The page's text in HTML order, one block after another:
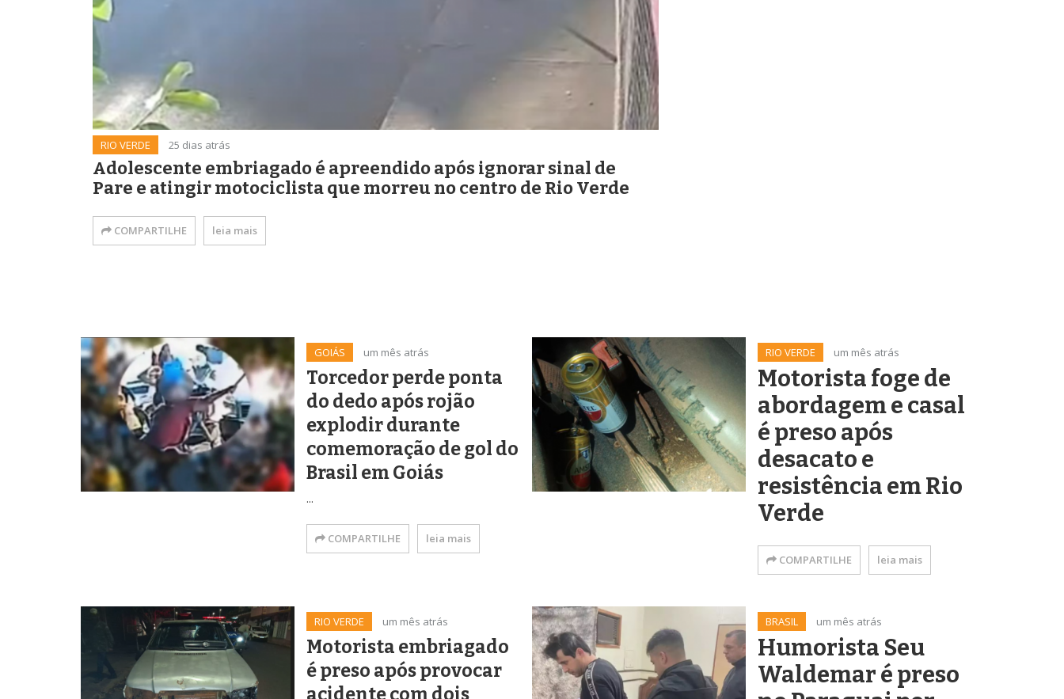
RIO VERDE 25 dias atrás
Adolescente embriagado é apreendido após ignorar sinal de
Pare e atingir motociclista que morreu no centro de Rio Verde
COMPARTILHE leia mais
GOIÁS um mês atrás
Torcedor perde ponta
do dedo após rojão
explodir durante
comemoração de gol do
Brasil em Goiás
...
COMPARTILHE leia mais
RIO VERDE um mês atrás
Motorista foge de
abordagem e casal
é preso após
desacato e
resistência em Rio
Verde
COMPARTILHE leia mais
RIO VERDE um mês atrás
Motorista embriagado
é preso após provocar
acidente com dois
BRASIL um mês atrás
Humorista Seu
Waldemar é preso